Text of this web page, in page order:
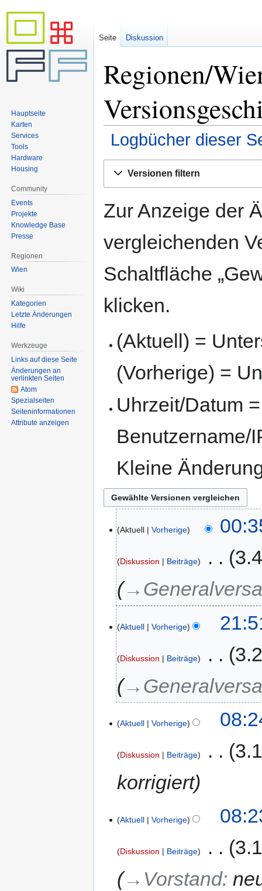
Regionen/
Logbücher dieser
Navigation
Suche
Versionen filtern
Zur Anzeige der
vergleichenden
Schaltfläche
klicken.
(Aktuell) =
(Vorherige) =
Uhrzeit/Datum
Benutzername/
Kleine
Aktuell Vorherige
Diskussion Beiträge
Aktuell Vorherige
Diskussion Beiträge
Aktuell Vorherige
Diskussion Beiträge
korrigiert
Aktuell Vorherige
Diskussion Beiträge
→‎Vorstand:
Seite Diskussion
Hauptseite
Karten
Services
Tools
Hardware
Housing
Community
Events
Projekte
Knowledge Base
Presse
Regionen
Wien
Wiki
Kategorien
Letzte Änderungen
Hilfe
Werkzeuge
Links auf diese Seite
Änderungen an
verlinkten Seiten
Atom
Spezialseiten
Seiten­informationen
Attribute anzeigen